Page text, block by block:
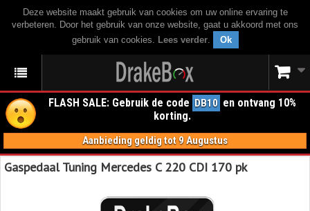
Deze website maakt gebruik van cookies om uw online ervaring te
verbeteren. Door het gebruik van onze website, gaat u akkoord met ons
gebruik van cookies. Lees verder. Ok
FLASH SALE: Gebruik de code DB10 en ontvang 10%
korting.
Aanbieding geldig tot 9 Augustus
Gaspedaal Tuning Mercedes C 220 CDI 170 pk